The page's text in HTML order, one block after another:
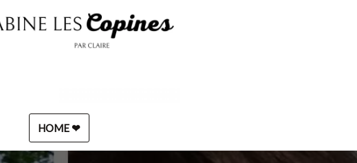
HOME ❤︎